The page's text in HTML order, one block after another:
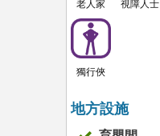
老人家 視障人士
獨行俠
地方設施